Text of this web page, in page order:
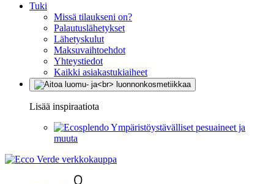
Tuki
Missä tilaukseni on?
Palautuslähetykset
Lähetyskulut
Maksuvaihtoehdot
Yhteystiedot
Kaikki asiakastukiaiheet
Lisää inspiraatiota
Ympäristöystävälliset pesuaineet ja
muuta